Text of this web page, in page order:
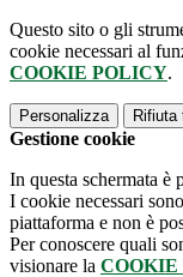
Questo sito o gli
cookie necessari al
COOKIE POLICY.
Personalizza Rifiuta
Gestione cookie
In questa schermata è
I cookie necessari
piattaforma e non è
Per conoscere quali
visionare la